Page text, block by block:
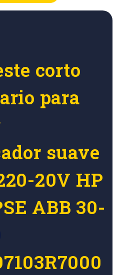
corto
para
suave
20V HP
ABB 30-